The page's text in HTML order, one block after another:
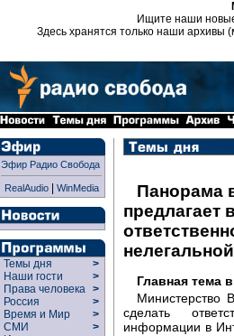
Ищите наши
Здесь хранятся только наши архивы
Эфир Радио Свобода
RealAudio| WinMedia
Темы дня
>
Наши гости
>
Права человека >
Россия
>
Время и Мир
>
СМИ
>
Панорама
предлагает
Главная тема
Министерство
сделать
информации в